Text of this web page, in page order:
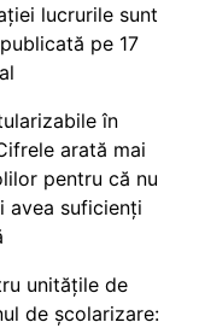
lucrurile sunt
pe 17
în
arată mai
pentru că nu
avea suficienți
unitățile de
de școlarizare: